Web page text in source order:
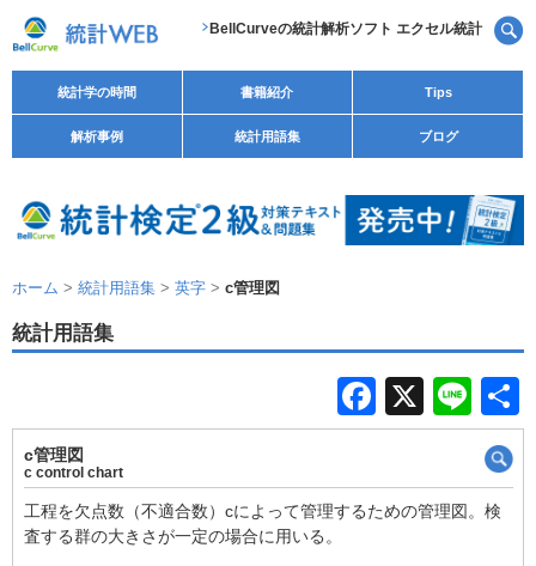
BellCurveの統計解析ソフト エクセル統計
統計学の時間 書籍紹介 Tips
解析事例 統計用語集 ブログ
ホーム > 統計用語集 > 英字 > c管理図
統計用語集
F
a
e
X
Li
n
e
c管理図
c control chart
工程を欠点数（不適合数）cによって管理するための管理図。検
査する群の大きさが一定の場合に用いる。